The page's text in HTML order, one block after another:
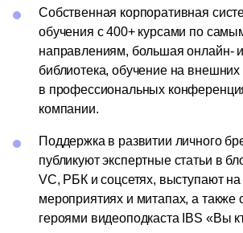
Собственная корпоративная
обучения с 400+ курсами по
направлениям, большая онлайн-
библиотека, обучение на внешних
в профессиональных
компании.
Поддержка в развитии личного
публикуют экспертные статьи в
VC, РБК и соцсетях, выступают
мероприятиях и митапах, а также
героями видеоподкаста IBS «Вы